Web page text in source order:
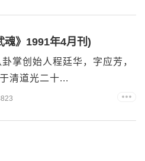
魂》1991年4月刊)
掌创始人程廷华，字应芳，
清道光二十...